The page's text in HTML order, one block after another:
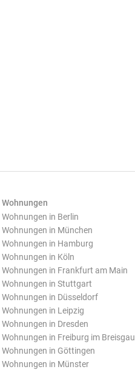
Wohnungen
Wohnungen in Berlin
Wohnungen in München
Wohnungen in Hamburg
Wohnungen in Köln
Wohnungen in Frankfurt am Main
Wohnungen in Stuttgart
Wohnungen in Düsseldorf
Wohnungen in Leipzig
Wohnungen in Dresden
Wohnungen in Freiburg im Breisgau
Wohnungen in Göttingen
Wohnungen in Münster